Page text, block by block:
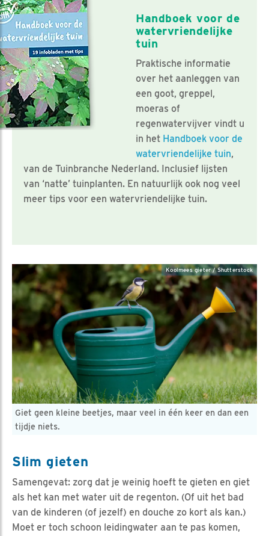
Handboek voor de
watervriendelijke
tuin
Praktische informatie
over het aanleggen van
een goot, greppel,
moeras of
regenwatervijver vindt u
in het Handboek voor de
watervriendelijke tuin,
van de Tuinbranche Nederland. Inclusief lijsten
van ‘natte’ tuinplanten. En natuurlijk ook nog veel
meer tips voor een watervriendelijke tuin.
Giet geen kleine beetjes, maar veel in één keer en dan een
tijdje niets.
Koolmees gieter / Shutterstock
Slim gieten
Samengevat: zorg dat je weinig hoeft te gieten en giet
als het kan met water uit de regenton. (Of uit het bad
van de kinderen (of jezelf) en douche zo kort als kan.)
Moet er toch schoon leidingwater aan te pas komen,